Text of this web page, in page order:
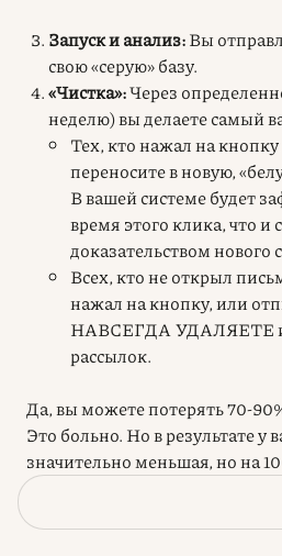
Запуск и анализ:Вы
свою «серую» базу.
«Чистка»:Через
неделю) вы делаете самый
Тех, кто нажал на
переносите в новую,
В вашей системе будет
время этого клика, что и
доказательством нового
Всех, кто не открыл
нажал на кнопку, или
НАВСЕГДА УДАЛЯЕТЕ
рассылок.
Да, вы можете потерять 70-
Это больно. Но в результате у
значительно меньшая, но на
активная и заинтересованная